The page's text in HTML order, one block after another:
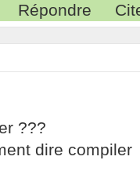
Répondre
???
dire compiler